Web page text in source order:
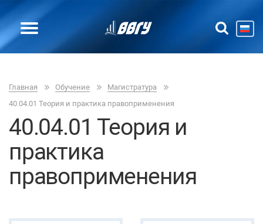
Главная Обучение
Магистратура
40.04.01 Теория и практика правоприменения
40.04.01 Теория и
практика
правоприменения